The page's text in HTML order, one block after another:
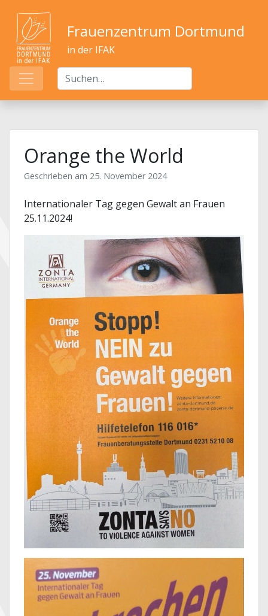
Frauenzentrum Dortmund
in der IFAK
Orange the World
Geschrieben am 25. November 2024
Internationaler Tag gegen Gewalt an Frauen
25.11.2024!